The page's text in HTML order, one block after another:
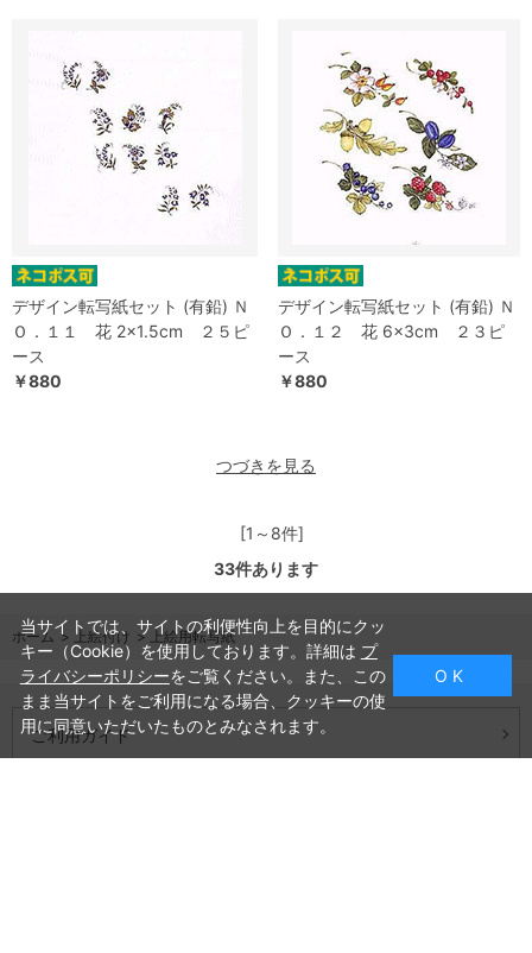
デザイン転写紙セット (有鉛) Ｎ
Ｏ．１１ 花 2×1.5cm ２５ピ
ース
￥880
デザイン転写紙セット (有鉛) Ｎ
Ｏ．１２ 花 6×3cm ２３ピ
ース
￥880
つづきを見る
[1～8件]
33件あります
ホーム > 上絵付け > 上絵用転写紙
ご利用ガイド
当サイトでは、サイトの利便性向上を目的にクッ
キー（Cookie）を使用しております。詳細は プ
ライバシーポリシーをご覧ください。また、この
まま当サイトをご利用になる場合、クッキーの使
用に同意いただいたものとみなされます。
O K